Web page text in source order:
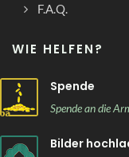
F.A.Q.
WIE HELFEN?
Spende
Spende an die
Bilder